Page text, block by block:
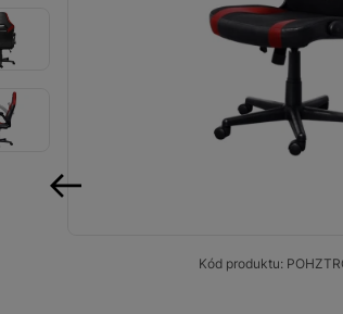
Smart
Počítače a notebooky
Kód produktu: